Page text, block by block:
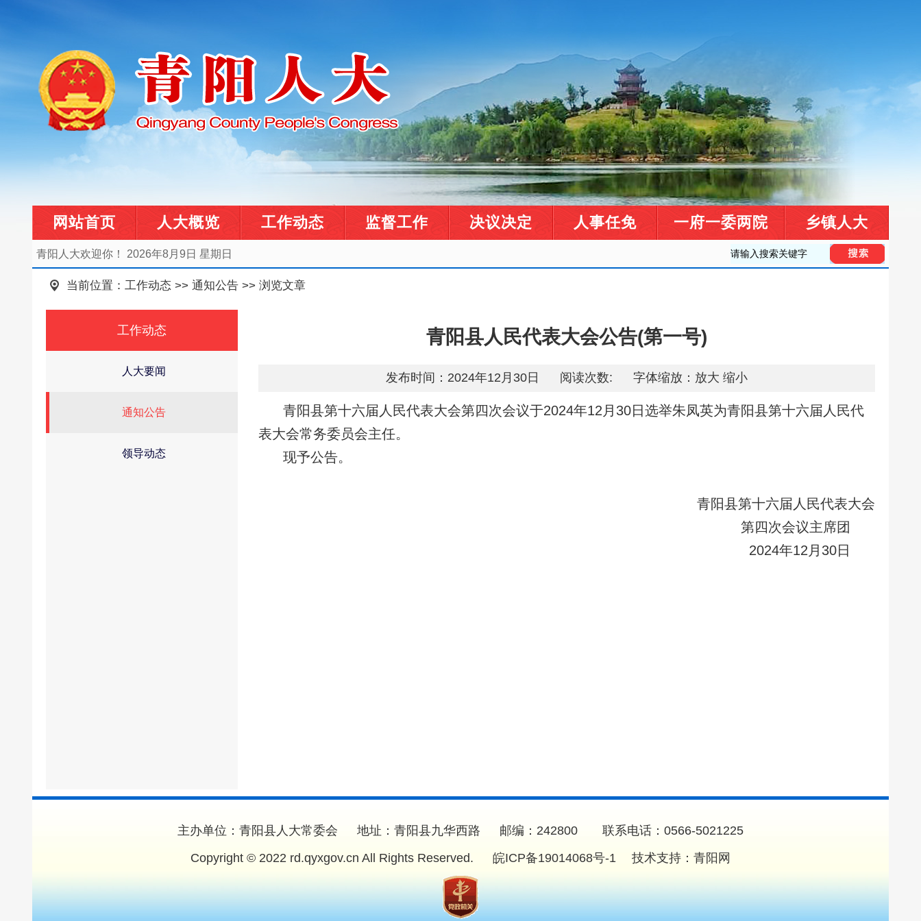
网站首页 人大概览 工作动态 监督工作 决议决定 人事任免 一府一委两院 乡镇人大
青阳人大欢迎你！ 2026年8月9日 星期日
当前位置： 工作动态 >> 通知公告 >> 浏览文章
工作动态
人大要闻
通知公告
领导动态
青阳县人民代表大会公告(第一号)
发布时间：2024年12月30日 阅读次数: 字体缩放： 放大 缩小
青阳县第十六届人民代表大会第四次会议于2024年12月30日选举朱凤英为青阳县第十六届人民代
表大会常务委员会主任。
现予公告。
青阳县第十六届人民代表大会
第四次会议主席团
2024年12月30日
主办单位：青阳县人大常委会 地址：青阳县九华西路 邮编：242800 联系电话：0566-5021225
Copyright © 2022 rd.qyxgov.cn All Rights Reserved.
皖ICP备19014068号-1 技术支持： 青阳网